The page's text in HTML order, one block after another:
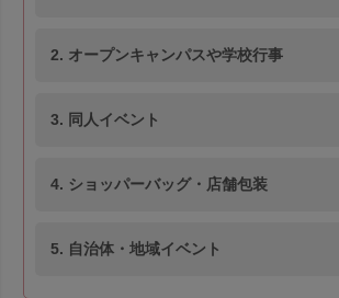
2. オープンキャンパスや学校行事
3. 同人イベント
4. ショッパーバッグ・店舗包装
5. 自治体・地域イベント